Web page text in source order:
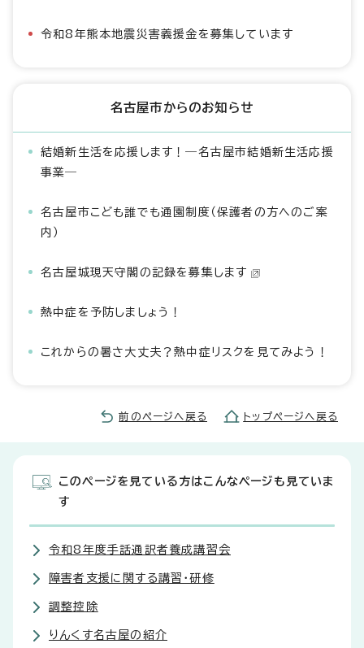
令和8年熊本地震災害義援金を募集しています
名古屋市からのお知らせ
結婚新生活を応援します！―名古屋市結婚新生活応援
事業―
名古屋市こども誰でも通園制度（保護者の方へのご案
内）
名古屋城現天守閣の記録を募集します
熱中症を予防しましょう！
これからの暑さ大丈夫？熱中症リスクを見てみよう！
前のページへ戻る トップページへ戻る
このページを見ている方はこんなページも見ていま
す
令和8年度手話通訳者養成講習会
障害者支援に関する講習・研修
調整控除
りんくす名古屋の紹介